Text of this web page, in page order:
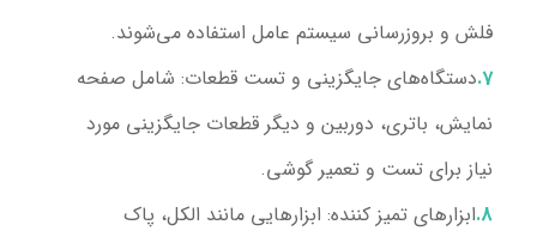
فلش و بروزرسانی سیستم عامل استفاده می‌شوند.
دستگاه‌های جایگزینی و تست قطعات: شامل صفحه
نمایش، باتری، دوربین و دیگر قطعات جایگزینی مورد
نیاز برای تست و تعمیر گوشی.
ابزارهای تمیز کننده: ابزارهایی مانند الکل، پاک